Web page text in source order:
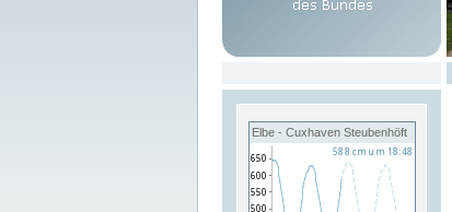
Elbe - Cuxhaven Steubenhöft